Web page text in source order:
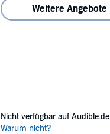
Weitere Angebote
Nicht verfügbar auf Audible.de
Warum nicht?